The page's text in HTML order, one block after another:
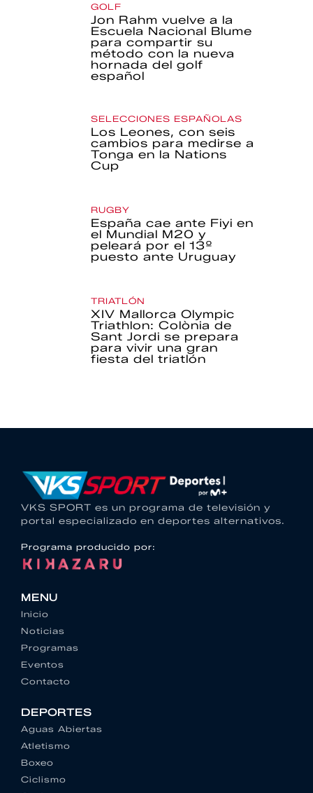
GOLF
Jon Rahm vuelve a la
Escuela Nacional Blume
para compartir su
método con la nueva
hornada del golf
español
SELECCIONES ESPAÑOLAS
Los Leones, con seis
cambios para medirse a
Tonga en la Nations
Cup
RUGBY
España cae ante Fiyi en
el Mundial M20 y
peleará por el 13º
puesto ante Uruguay
TRIATLÓN
XIV Mallorca Olympic
Triathlon: Colònia de
Sant Jordi se prepara
para vivir una gran
fiesta del triatlón
VKS SPORT es un programa de televisión y
portal especializado en deportes alternativos.
Programa producido por:
MENU
Inicio
Noticias
Programas
Eventos
Contacto
DEPORTES
Aguas Abiertas
Atletismo
Boxeo
Ciclismo